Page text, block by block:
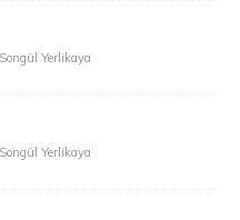
Songül Yerlikaya
Songül Yerlikaya